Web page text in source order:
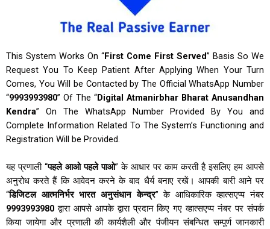
This System Works On “First Come First Served” Basis So We
Request You To Keep Patient After ApplyingWhen Your Turn
Comes, You Will be Contacted by The Official WhatsApp Number
“9993993980” Of The “Digital Atmanirbhar Bharat Anusandhan
Kendra” On The WhatsApp Number Provided By You and
Complete Information Related To The System’s Functioning and
Registration Will be Provided.
यह प्रणाली “पहले आओ पहले पाओ” के आधार पर काम करती है इसलिए हम आपसे
अनुरोध करते हैं कि आवेदन करने के बाद धैर्य बनाए रखें। आपकी बारी आने पर
“डिजिटल आत्मनिर्भर भारत अनुसंधान केन्द्र” के आधिकारिक व्हात्सएप्प नंबर
9993993980 द्वारा आपसे आपके द्वारा प्रदान किए गए व्हात्सएप्प नंबर पर संपर्क
किया जायेगा और प्रणाली की कार्यशैली और पंजीयन संबन्धित सम्पूर्ण जानकारी